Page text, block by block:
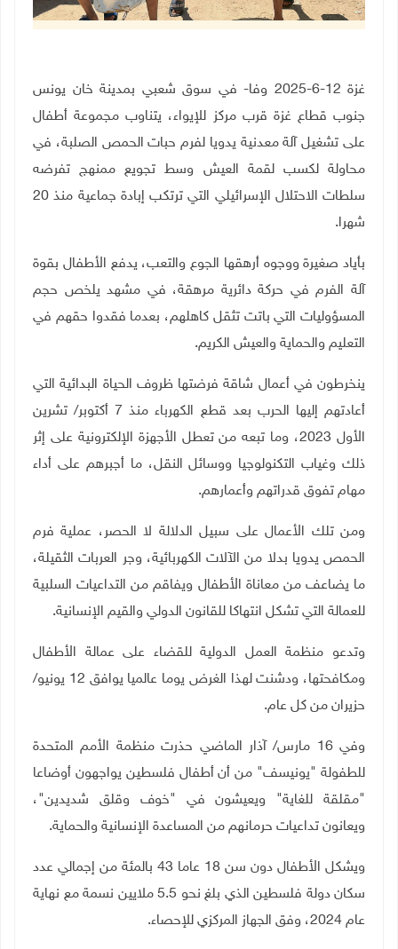
غزة 12-6-2025 وفا- في سوق شعبي بمدينة خان يونس
جنوب قطاع غزة قرب مركز للإيواء، يتناوب مجموعة أطفال
على تشغيل آلة معدنية يدويا لفرم حبات الحمص الصلبة، في
محاولة لكسب لقمة العيش وسط تجويع ممنهج تفرضه
سلطات الاحتلال الإسرائيلي التي ترتكب إبادة جماعية منذ 20
شهرا.
بأياد صغيرة ووجوه أرهقها الجوع والتعب، يدفع الأطفال بقوة
آلة الفرم في حركة دائرية مرهقة، في مشهد يلخص حجم
المسؤوليات التي باتت تثقل كاهلهم، بعدما فقدوا حقهم في
التعليم والحماية والعيش الكريم.
ينخرطون في أعمال شاقة فرضتها ظروف الحياة البدائية التي
أعادتهم إليها الحرب بعد قطع الكهرباء منذ 7 أكتوبر/ تشرين
الأول 2023، وما تبعه من تعطل الأجهزة الإلكترونية على إثر
ذلك وغياب التكنولوجيا ووسائل النقل، ما أجبرهم على أداء
مهام تفوق قدراتهم وأعمارهم.
ومن تلك الأعمال على سبيل الدلالة لا الحصر، عملية فرم
الحمص يدويا بدلا من الآلات الكهربائية، وجر العربات الثقيلة،
ما يضاعف من معاناة الأطفال ويفاقم من التداعيات السلبية
للعمالة التي تشكل انتهاكا للقانون الدولي والقيم الإنسانية.
وتدعو منظمة العمل الدولية للقضاء على عمالة الأطفال
ومكافحتها، ودشنت لهذا الغرض يوما عالميا يوافق 12 يونيو/
حزيران من كل عام.
وفي 16 مارس/ آذار الماضي حذرت منظمة الأمم المتحدة
للطفولة "يونيسف" من أن أطفال فلسطين يواجهون أوضاعا
"مقلقة للغاية" ويعيشون في "خوف وقلق شديدين"،
ويعانون تداعيات حرمانهم من المساعدة الإنسانية والحماية.
ويشكل الأطفال دون سن 18 عاما 43 بالمئة من إجمالي عدد
سكان دولة فلسطين الذي بلغ نحو 5.5 ملايين نسمة مع نهاية
عام 2024، وفق الجهاز المركزي للإحصاء
.